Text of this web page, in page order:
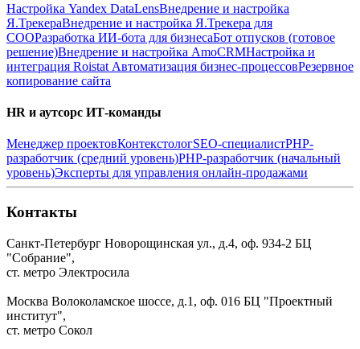
Настройка Yandex DataLensВнедрение и настройка
Я.ТрекераВнедрение и настройка Я.Трекера для
СООРазработка ИИ-бота для бизнесаБот отпусков (готовое
решение)Внедрение и настройка AmoCRMНастройка и
интеграция Roistat Автоматизация бизнес-процессовРезервное
копирование сайта
HR и аутсорс ИТ-команды
Менеджер проектовКонтекстологSEO-специалистPHP-
разработчик (средний уровень)PHP-разработчик (начальный
уровень)Эксперты для управления онлайн-продажами
Контакты
Санкт-Петербург Новорощинская ул., д.4, оф. 934-2 БЦ
"Собрание",
ст. метро Электросила
Москва Волоколамское шоссе, д.1, оф. 016 БЦ "Проектный
институт",
ст. метро Сокол